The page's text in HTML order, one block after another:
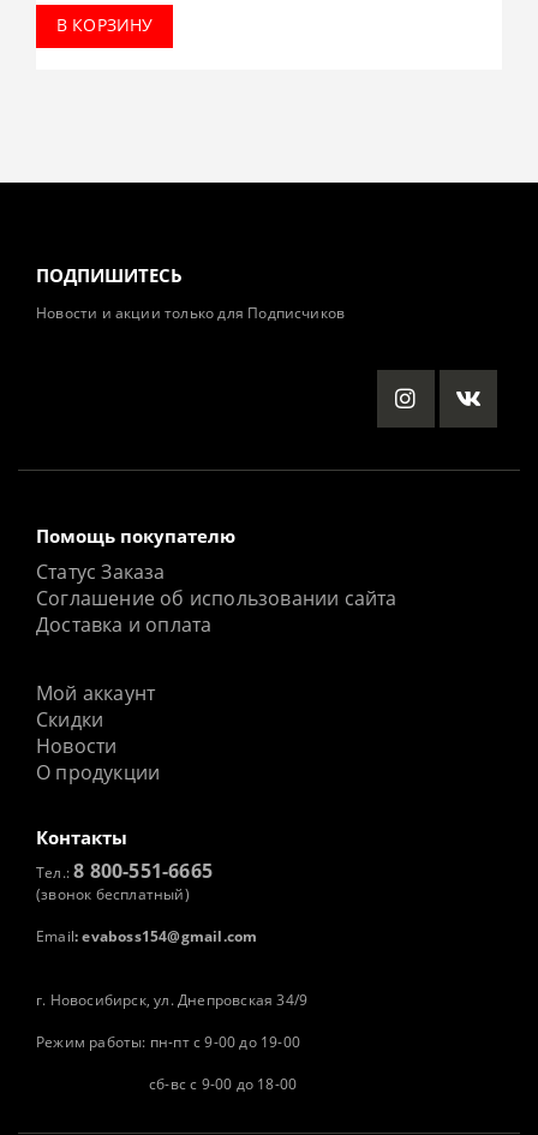
В КОРЗИНУ
ПОДПИШИТЕСЬ
Новости и акции только для Подписчиков
Помощь покупателю
Статус Заказа
Соглашение об использовании сайта
Доставка и оплата
Мой аккаунт
Скидки
Новости
О продукции
Контакты
Тел.:8 800-551-6665
(звонок бесплатный)
Email: evaboss154@gmail.com
г. Новосибирск, ул. Днепровская 34/9
Режим работы: пн-пт с 9-00 до 19-00
сб-вс с 9-00 до 18-00